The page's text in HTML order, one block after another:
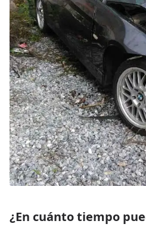
¿En cuánto tiempo